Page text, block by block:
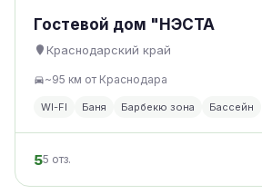
Гостевой дом "НЭСТА
Краснодарский край
~95 км от Краснодара
WI-FI Баня Барбекю зона Бассейн
55 отз.